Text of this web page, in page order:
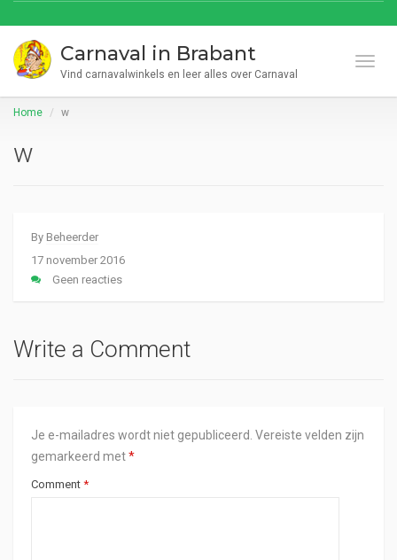
Carnaval in Brabant
Vind carnavalwinkels en leer alles over Carnaval
Home w
w
By Beheerder
17 november 2016
Geen reacties
Write a Comment
Je e-mailadres wordt niet gepubliceerd. Vereiste velden zijn
gemarkeerd met*
Comment *